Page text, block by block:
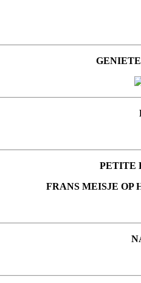
PETITE
FRANS MEISJE OP